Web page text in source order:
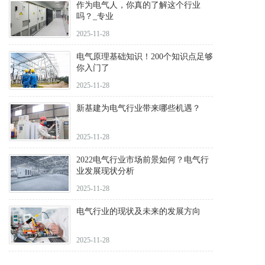
作为电气人，你真的了解这个行业
吗？_专业
2025-11-28
电气原理基础知识！200个知识点足够
你入门了
2025-11-28
新基建为电气行业带来哪些机遇？
2025-11-28
2022电气行业市场前景如何？电气行
业发展现状分析
2025-11-28
电气行业的现状及未来的发展方向
2025-11-28